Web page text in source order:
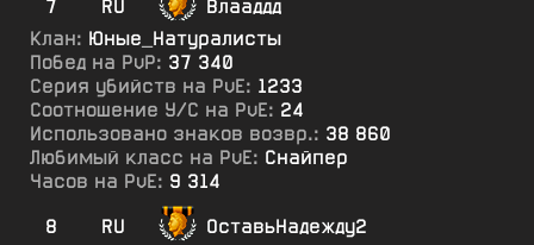
7
RU
Влааддд
Клан: Юные_Натуралисты
Побед на PvP: 37 340
Серия убийств на PvE: 1233
Соотношение У/С на PvE: 24
Использовано знаков возвр.: 38 860
Любимый класс на PvE: Снайпер
Часов на PvE: 9 314
8
RU
ОставьНадежду2